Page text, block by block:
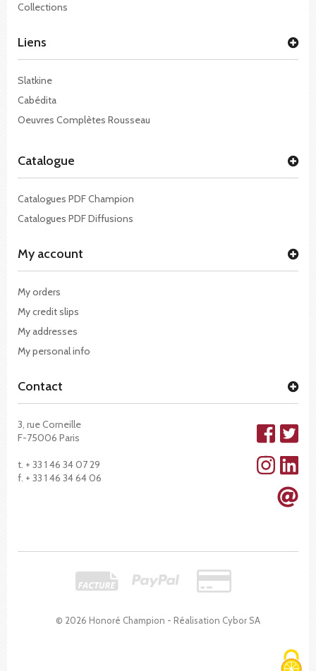
Collections
© 2026 Honoré Champion - Réalisation Cybor SA
Liens
Slatkine
Cabédita
Oeuvres Complètes Rousseau
Catalogue
Catalogues PDF Champion
Catalogues PDF Diffusions
My account
My orders
My credit slips
My addresses
My personal info
Contact
3, rue Corneille
F-75006 Paris
t. + 33 1 46 34 07 29
f. + 33 1 46 34 64 06